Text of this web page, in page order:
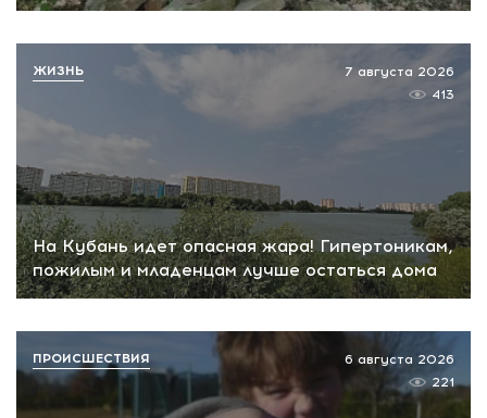
На Кубань идет опасная жара! Гипертоникам,
пожилым и младенцам лучше остаться дома
7 августа 2026
413
ЖИЗНЬ
6 августа 2026
221
ПРОИСШЕСТВИЯ